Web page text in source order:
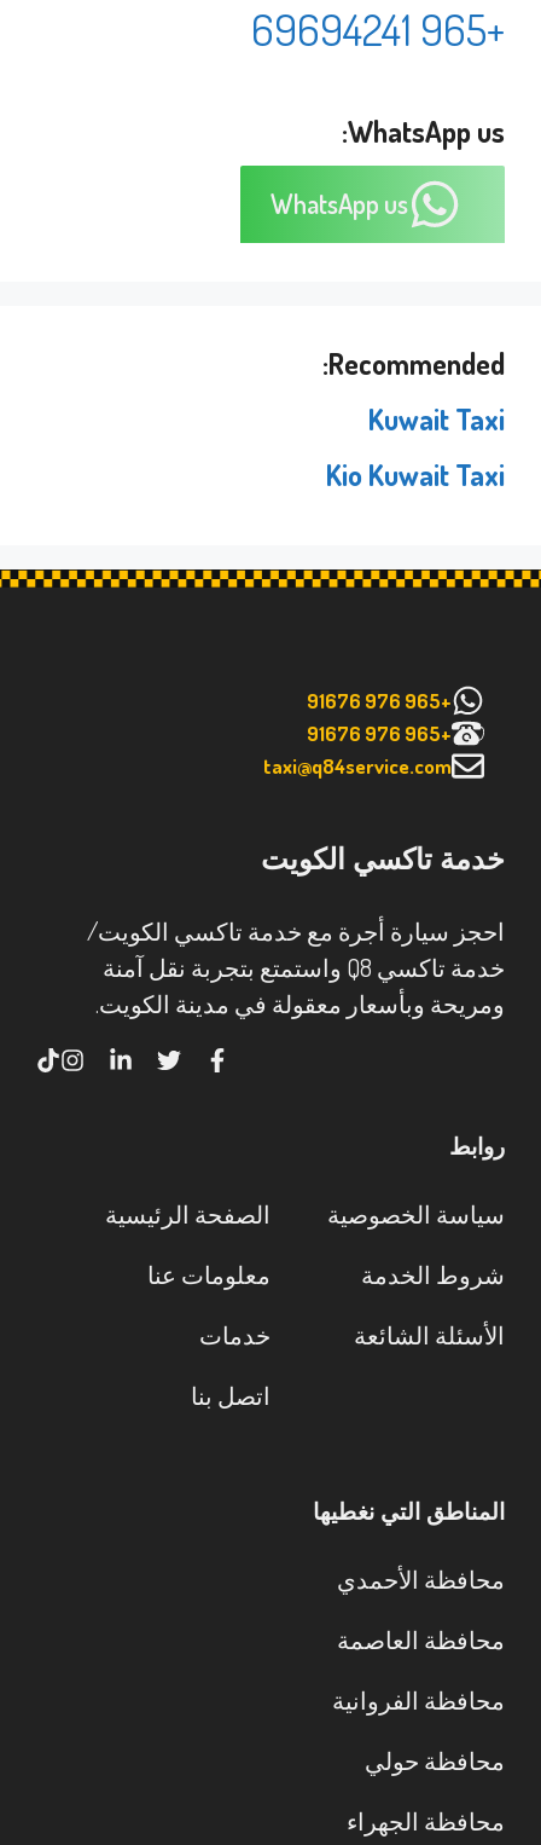
+965 69694241
WhatsApp us:
WhatsApp us
Recommended:
Kuwait Taxi
Kio Kuwait Taxi
+965 976 91676
+965 976 91676
taxi@q84service.com
خدمة تاكسي الكويت
احجز سيارة أجرة مع خدمة تاكسي الكويت/
خدمة تاكسي Q8 واستمتع بتجربة نقل آمنة
ومريحة وبأسعار معقولة في مدينة الكويت.
روابط
سياسة الخصوصية
شروط الخدمة
الأسئلة الشائعة
الصفحة الرئيسية
معلومات عنا
خدمات
اتصل بنا
المناطق التي نغطيها
محافظة الأحمدي
محافظة العاصمة
محافظة الفروانية
محافظة حولي
محافظة الجهراء